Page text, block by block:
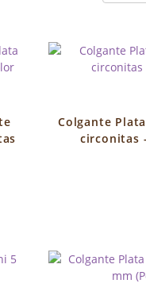
Colgante
circonitas